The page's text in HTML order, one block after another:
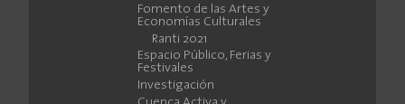
Fomento de las Artes y
Economías Culturales
Ranti 2021
Espacio Público, Ferias y
Festivales
Investigación